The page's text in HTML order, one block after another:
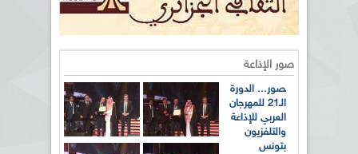
صور الإذاعة
بالصور... الدورة
الـ21 للمهرجان
العربي للإذاعة
والتلفزيون
بتونس